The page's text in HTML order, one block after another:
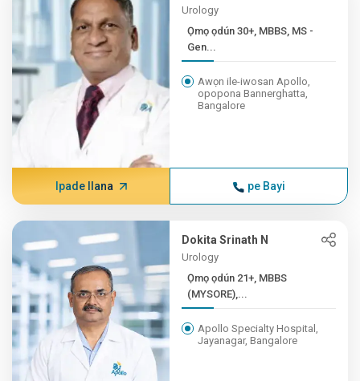
Urology
Ọmọ ọdún 30+, MBBS, MS -
Gen...
Awọn ile-iwosan Apollo,
opopona Bannerghatta,
Bangalore
Ipade Ilana pe Bayi
Dokita Srinath N
Urology
Ọmọ ọdún 21+, MBBS
(MYSORE),...
Apollo Specialty Hospital,
Jayanagar, Bangalore